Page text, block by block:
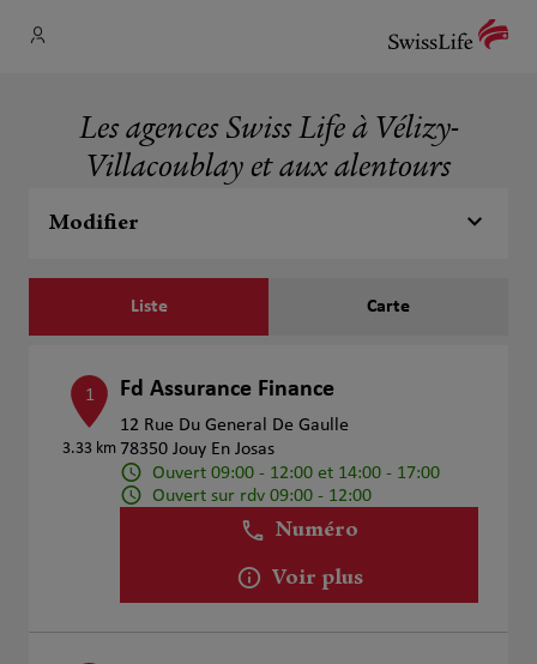
Les agences Swiss Life à Vélizy-
Villacoublay et aux alentours
Modifier
Liste Carte
1
3.33 km
Fd Assurance Finance
12 Rue Du General De Gaulle
78350 Jouy En Josas
Ouvert 09:00 - 12:00 et 14:00 - 17:00
Ouvert sur rdv 09:00 - 12:00
Numéro
Voir plus